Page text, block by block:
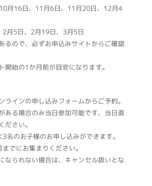
月16日、11月6日、11月20日、12月4
2月5日、2月19日、3月5日
るので、必ずお申込みサイトからご確認
開始の1か月前が目安になります。
インの申し込みフォームからご予約。
ある場合のみ当日参加可能です、当日直
ださい。
名のお子様のお申し込みができます。
でにお集まりください。
なられない場合は、キャンセル扱いとな